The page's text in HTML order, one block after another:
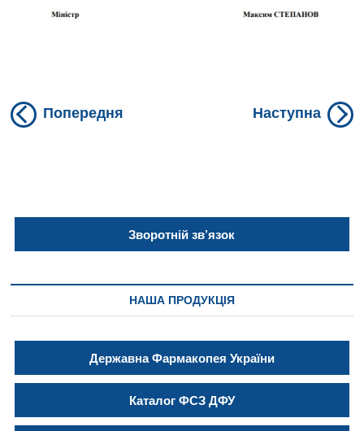
Навігація
Попередня Наступна
Зворотній зв’язок
НАША ПРОДУКЦІЯ
Державна Фармакопея України
Каталог ФСЗ ДФУ